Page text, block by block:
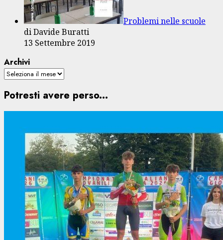
Problemi nelle scuole
di Davide Buratti
13 Settembre 2019
Archivi
Potresti avere perso...